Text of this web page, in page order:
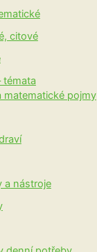
citové
témata
matematické pojmy
a nástroje